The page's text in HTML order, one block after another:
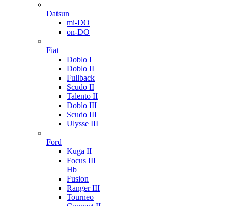
Datsun
mi-DO
on-DO
Fiat
Doblo I
Doblo II
Fullback
Scudo II
Talento II
Doblo III
Scudo III
Ulysse III
Ford
Kuga II
Focus III
Hb
Fusion
Ranger III
Tourneo